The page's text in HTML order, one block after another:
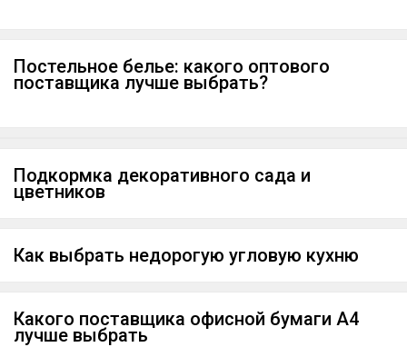
Постельное белье: какого оптового
поставщика лучше выбрать?
Подкормка декоративного сада и
цветников
Как выбрать недорогую угловую кухню
Какого поставщика офисной бумаги А4
лучше выбрать